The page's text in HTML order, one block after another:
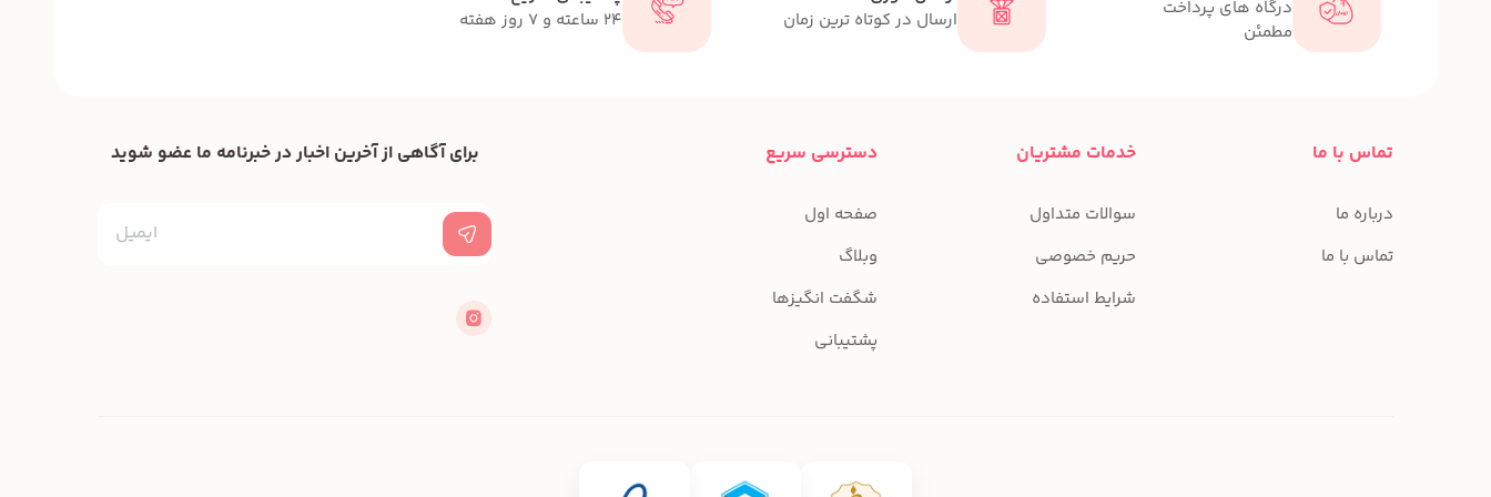
درگاه های پرداخت
مطمئن
ارسال در کوتاه ترین زمان 24 ساعته و 7 روز هفته
تماس با ما
درباره ما
تماس با ما
خدمات مشتریان
سوالات متداول
حریم خصوصی
شرایط استفاده
دسترسی سریع
صفحه اول
وبلاگ
شگفت انگیزها
پشتیبانی
برای آگاهی از آخرین اخبار در خبرنامه ما عضو شوید